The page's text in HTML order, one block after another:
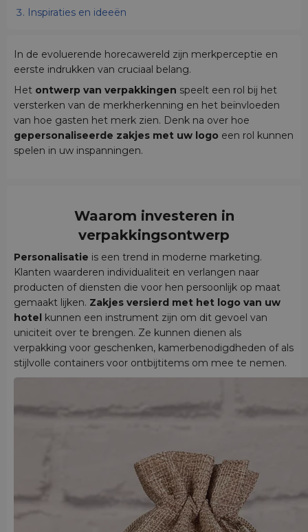
Inspiraties en ideeën
In de evoluerende horecawereld zijn merkperceptie en
eerste indrukken van cruciaal belang.
Het ontwerp van verpakkingen speelt een rol bij het
versterken van de merkherkenning en het beïnvloeden
van hoe gasten het merk zien. Denk na over hoe
gepersonaliseerde zakjes met uw logo een rol kunnen
spelen in uw inspanningen.
Waarom investeren in
verpakkingsontwerp
Personalisatie is een trend in moderne marketing.
Klanten waarderen individualiteit en verlangen naar
producten of diensten die voor hen persoonlijk op maat
gemaakt lijken. Zakjes versierd met het logo van uw
hotel
kunnen een instrument zijn om dit gevoel van
uniciteit over te brengen. Ze kunnen dienen als
verpakking voor geschenken, kamerbenodigdheden of als
stijlvolle containers voor ontbijtitems om mee te nemen.